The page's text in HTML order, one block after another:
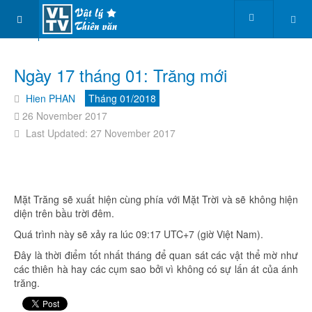
Ngày 17 tháng 01: Trăng mới
Hien PHAN
Tháng 01/2018
26 November 2017
Last Updated: 27 November 2017
Mặt Trăng sẽ xuất hiện cùng phía với Mặt Trời và sẽ không hiện
diện trên bầu trời đêm.
Quá trình này sẽ xảy ra lúc 09:17 UTC+7 (giờ Việt Nam).
Đây là thời điểm tốt nhất tháng để quan sát các vật thể mờ như
các thiên hà hay các cụm sao bởi vì không có sự lấn át của ánh
trăng.